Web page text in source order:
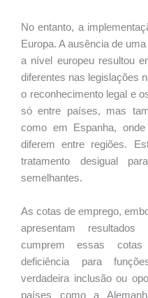
No entanto, a
Europa. A ausência de
a nível europeu resultou
diferentes nas legislações
o reconhecimento legal e
só entre países, mas
como em Espanha,
diferem entre regiões.
tratamento desigual
semelhantes.
As cotas de emprego,
apresentam resultados
cumprem essas
deficiência para
verdadeira inclusão ou
países como a